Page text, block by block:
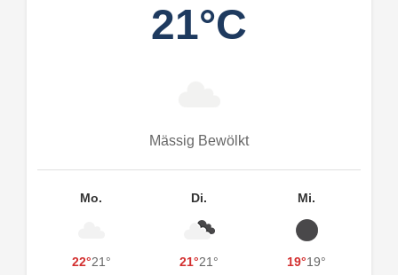
21°C
Mässig Bewölkt
Mo.
22°21°
Di.
21°21°
Mi.
19°19°